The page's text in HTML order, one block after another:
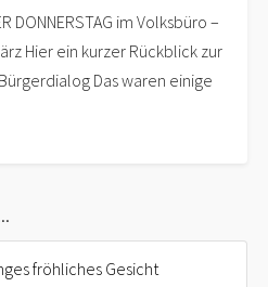
DONNERSTAG im Volksbüro –
Hier ein kurzer Rückblick zur
Das waren einige
fröhliches Gesicht